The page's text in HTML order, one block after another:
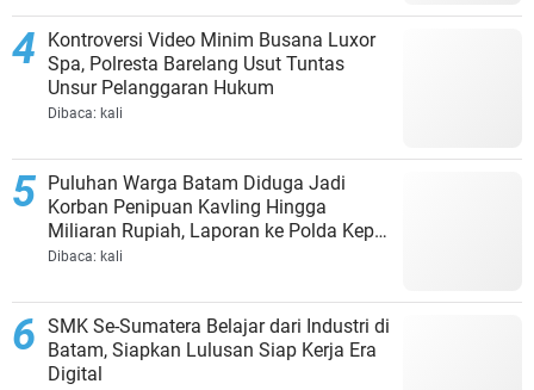
Kontroversi Video Minim Busana Luxor
Spa, Polresta Barelang Usut Tuntas
Unsur Pelanggaran Hukum
Dibaca: kali
Puluhan Warga Batam Diduga Jadi
Korban Penipuan Kavling Hingga
Miliaran Rupiah, Laporan ke Polda Kepri
Jalan di Tempat?
Dibaca: kali
SMK Se-Sumatera Belajar dari Industri di
Batam, Siapkan Lulusan Siap Kerja Era
Digital